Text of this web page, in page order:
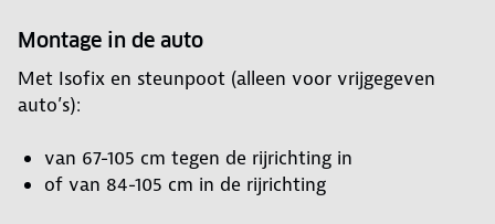
Montage in de auto
Met Isofix en steunpoot (alleen voor vrijgegeven
auto’s):
van 67-105 cm tegen de rijrichting in
of van 84-105 cm in de rijrichting